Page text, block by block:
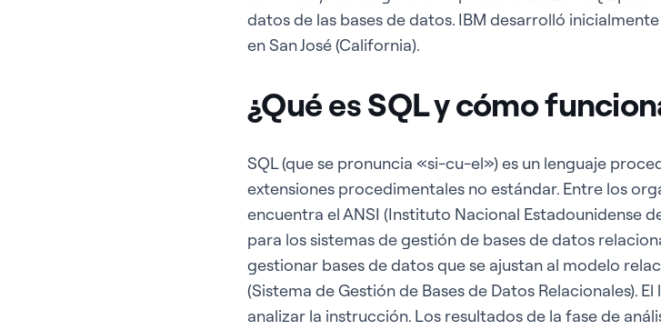
datos de las bases de datos. IBM desarrolló
en San José (California).
¿Qué es SQL y cómo
SQL (que se pronuncia «si-cu-el») es un lenguaje
extensiones procedimentales no estándar. Entre los
encuentra el ANSI (Instituto Nacional Estadounidense
para los sistemas de gestión de bases de datos
gestionar bases de datos que se ajustan al modelo
(Sistema de Gestión de Bases de Datos Relacionales).
analizar la instrucción. Los resultados de la fase de